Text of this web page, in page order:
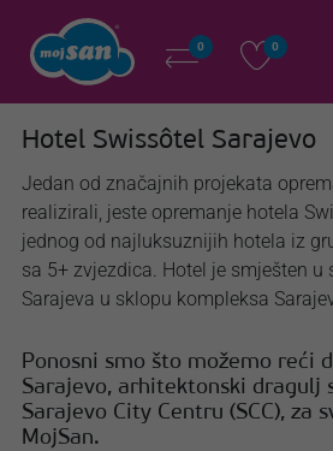
0 0
Hotel Swissôtel Sarajevo
Jedan od značajnih projekata
realizirali, jeste opremanje hotela
jednog od najluksuznijih hotela iz
sa 5+ zvjezdica. Hotel je smješten u
Sarajeva u sklopu kompleksa
Ponosni smo što možemo reći
Sarajevo, arhitektonski dragulj
Sarajevo City Centru (SCC), za
MojSan.